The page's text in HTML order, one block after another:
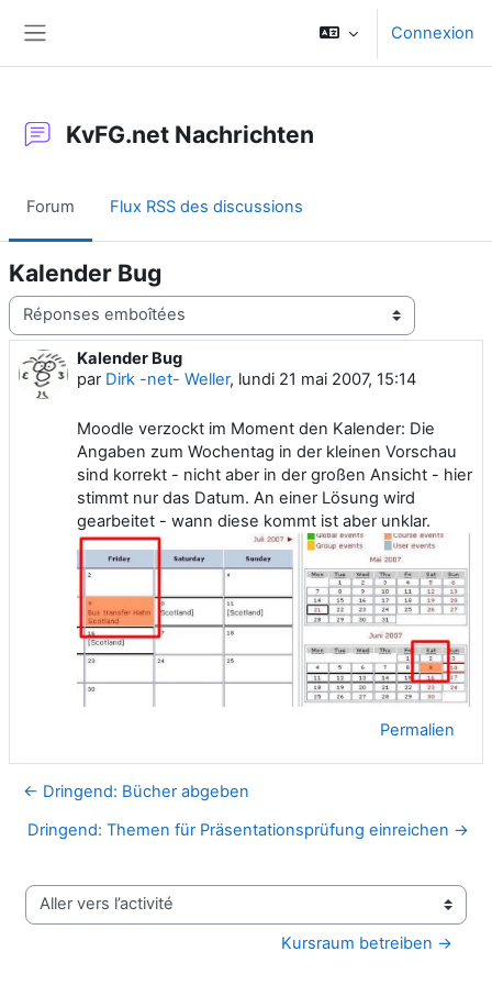
Connexion
KvFG.net Nachrichten
Forum Flux RSS des discussions
Kalender Bug
Type d’affichage
Kalender Bug
par Dirk -net- Weller, lundi 21 mai 2007, 15:14
Nombre de réponses : 0
Moodle verzockt im Moment den Kalender: Die
Angaben zum Wochentag in der kleinen Vorschau
sind korrekt - nicht aber in der großen Ansicht - hier
stimmt nur das Datum. An einer Lösung wird
gearbeitet - wann diese kommt ist aber unklar.
Permalien
← Dringend: Bücher abgeben
Dringend: Themen für Präsentationsprüfung einreichen →
Aller vers l’activité
Kursraum betreiben →